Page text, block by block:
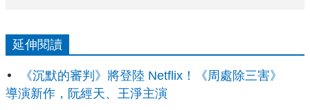
延伸閱讀
《沉默的審判》將登陸 Netflix！《周處除三害》
導演新作，阮經天、王淨主演